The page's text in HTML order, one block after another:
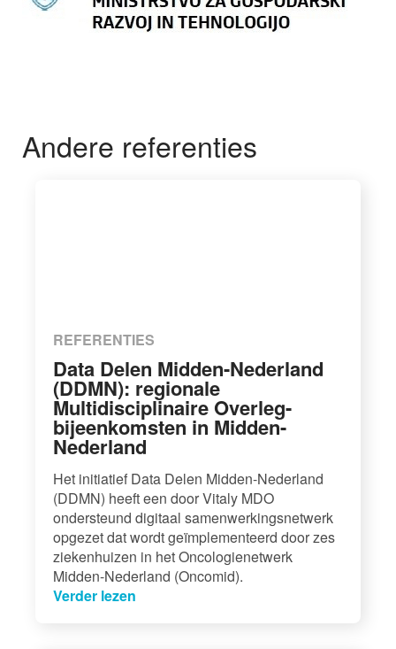
Andere referenties
REFERENTIES
Data Delen Midden-Nederland
(DDMN): regionale
Multidisciplinaire Overleg-
bijeenkomsten in Midden-
Nederland
Het initiatief Data Delen Midden-Nederland
(DDMN) heeft een door Vitaly MDO
ondersteund digitaal samenwerkingsnetwerk
opgezet dat wordt geïmplementeerd door zes
ziekenhuizen in het Oncologienetwerk
Midden-Nederland (Oncomid).
Verder lezen